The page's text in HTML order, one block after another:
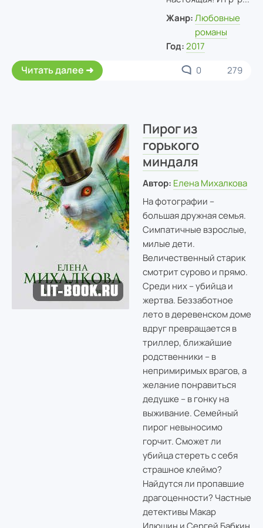
Жанр: Любовные
романы
Год: 2017
Читать далее 0 279
Пирог из
горького
миндаля
Автор: Елена Михалкова
На фотографии –
большая дружная семья.
Симпатичные взрослые,
милые дети.
Величественный старик
смотрит сурово и прямо.
Среди них – убийца и
жертва. Беззаботное
лето в деревенском доме
вдруг превращается в
триллер, ближайшие
родственники – в
непримиримых врагов, а
желание понравиться
дедушке – в гонку на
выживание. Семейный
пирог невыносимо
горчит. Сможет ли
убийца стереть с себя
страшное клеймо?
Найдутся ли пропавшие
драгоценности? Частные
детективы Макар